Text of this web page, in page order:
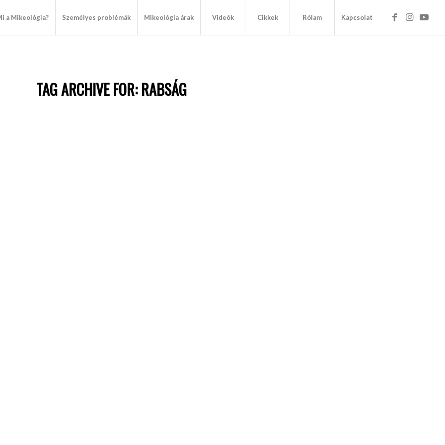
a Mikeológia? Személyes problémák Mikeológia árak Videók Cikkek Rólam Kapcsolat
TAG ARCHIVE FOR:RABSÁG